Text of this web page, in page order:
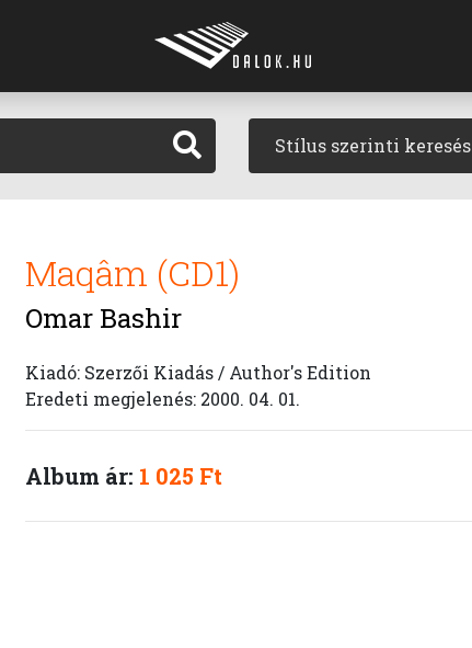
Stílus szerinti keresés
Maqâm (CD1)
Omar Bashir
Kiadó: Szerzői Kiadás / Author's Edition
Eredeti megjelenés: 2000. 04. 01.
Album ár: 1 025 Ft